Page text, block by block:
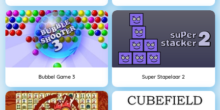
Bubbel Game 3 Super Stapelaar 2